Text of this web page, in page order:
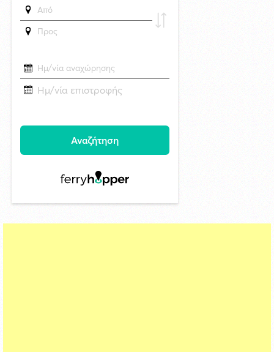
6/8/2026 14:43
Αναστολή αποκομιδής ογκωδών και προϊόντων κλαδονομής